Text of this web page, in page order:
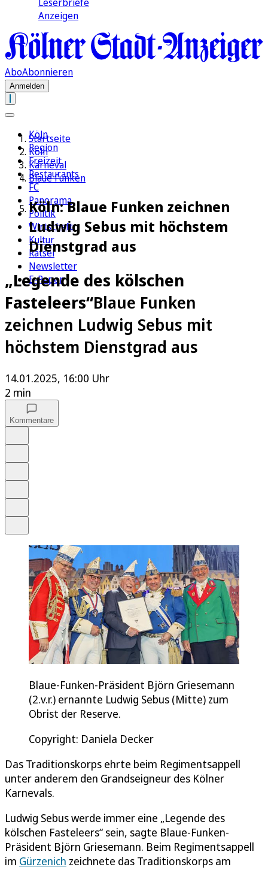
Anzeigen
AboAbonnieren
Anmelden
Köln
Region
Freizeit
Restaurants
FC
Panorama
Politik
Wirtschaft
Kultur
Rätsel
Newsletter
E-Paper
Startseite
Köln
Karneval
Blaue Funken
Köln: Blaue Funken zeichnen
Ludwig Sebus mit höchstem
Dienstgrad aus
„Legende des kölschen
Fasteleers“Blaue Funken
zeichnen Ludwig Sebus mit
höchstem Dienstgrad aus
14.01.2025, 16:00 Uhr
2 min
Kommentare
Blaue-Funken-Präsident Björn Griesemann
(2.v.r.) ernannte Ludwig Sebus (Mitte) zum
Obrist der Reserve.
Copyright: Daniela Decker
Das Traditionskorps ehrte beim Regimentsappell
unter anderem den Grandseigneur des Kölner
Karnevals.
Ludwig Sebus werde immer eine „Legende des
kölschen Fasteleers“ sein, sagte Blaue-Funken-
Präsident Björn Griesemann. Beim Regimentsappell
im Gürzenich zeichnete das Traditionskorps am